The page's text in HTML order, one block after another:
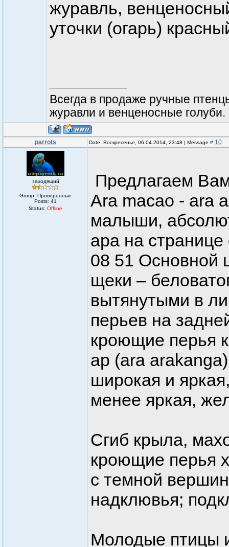
журавль,
уточки (огарь)
Всегда в продаже ручные
журавли и венценосные
parrots Date: Воскресенье, 06.04.2014, 23:48 | Message # 10
заходящий
Group: Проверенные
Posts: 41
Status: Offline
Предлагаем
Ara macao - ara
малыши,
ара на
08 51 Основной
щеки –
вытянутыми в
перьев на
кроющие перья
ар (ara
широкая и
менее яркая,
Сгиб крыла,
кроющие перья
с темной
надклювья;
Молодые птицы